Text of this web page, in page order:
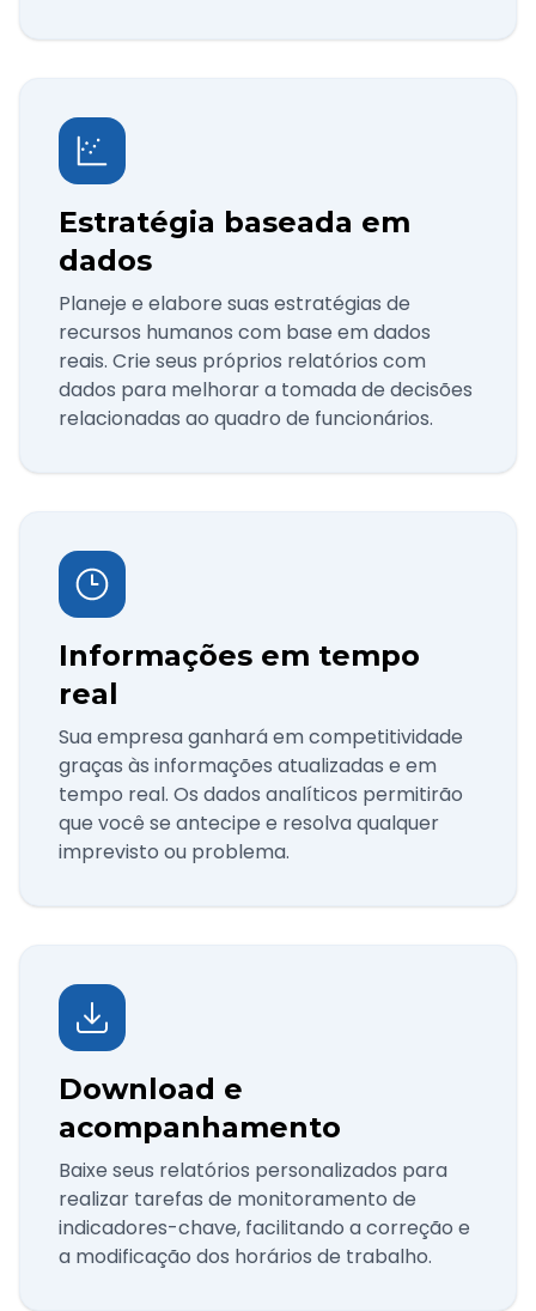
Estratégia baseada em
dados
Planeje e elabore suas estratégias de
recursos humanos com base em dados
reais. Crie seus próprios relatórios com
dados para melhorar a tomada de decisões
relacionadas ao quadro de funcionários.
Informações em tempo
real
Sua empresa ganhará em competitividade
graças às informações atualizadas e em
tempo real. Os dados analíticos permitirão
que você se antecipe e resolva qualquer
imprevisto ou problema.
Download e
acompanhamento
Baixe seus relatórios personalizados para
realizar tarefas de monitoramento de
indicadores-chave, facilitando a correção e
a modificação dos horários de trabalho.